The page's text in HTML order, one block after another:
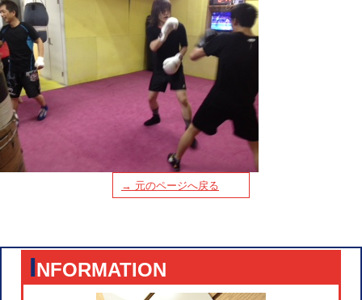
→ 元のページへ戻る
INFORMATION